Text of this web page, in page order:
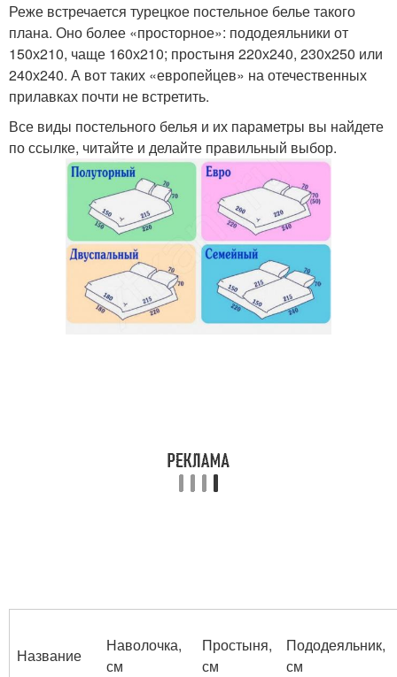
Реже встречается турецкое постельное белье такого
плана. Оно более «просторное»: пододеяльники от
150х210, чаще 160х210; простыня 220х240, 230х250 или
240х240. А вот таких «европейцев» на отечественных
прилавках почти не встретить.
Все виды постельного белья и их параметры вы найдете
по ссылке, читайте и делайте правильный выбор.
Название
Наволочка,
см
Простыня,
см
Пододеяльник,
см